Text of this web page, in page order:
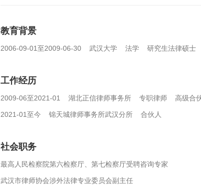
教育背景
2006-09-01至2009-06-30 武汉大学 法学 研究生法律硕士
工作经历
2009-06至2021-01 湖北正信律师事务所 专职律师 高级合
2021-01至今 锦天城律师事务所武汉分所 合伙人
社会职务
最高人民检察院第六检察厅、第七检察厅受聘咨询专家
武汉市律师协会涉外法律专业委员会副主任